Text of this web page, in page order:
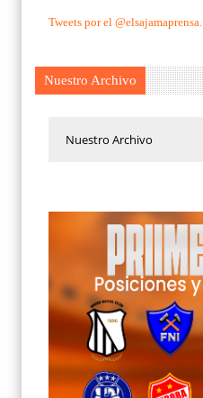
Tweets por el @elsajamaprensa.
Nuestro Archivo